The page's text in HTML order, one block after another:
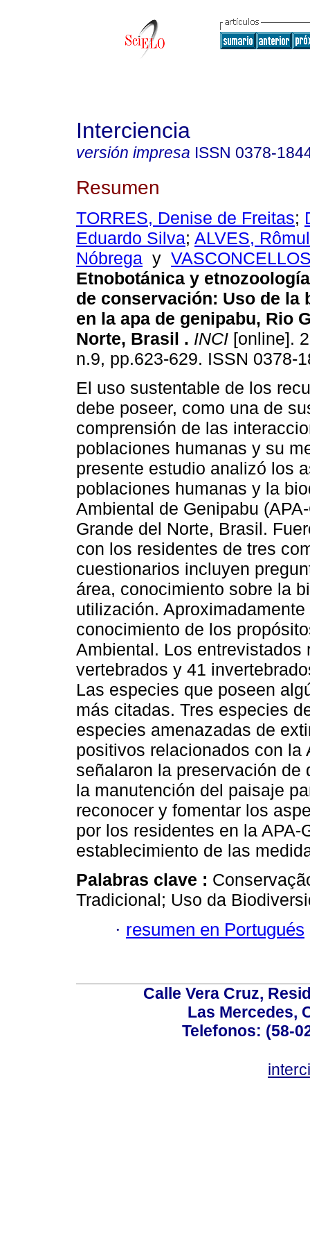
Interciencia
versión impresa ISSN 0378-
Resumen
TORRES, Denise de Freitas;
Eduardo Silva; ALVES,
Nóbrega y
Etnobotánica y
de conservación: Uso de la
en la apa de genipabu, Rio
Norte, Brasil . INCI [online].
n.9, pp.623-629. ISSN 0378-
El uso sustentable de los
debe poseer, como una de
comprensión de las
poblaciones humanas y su
presente estudio analizó los
poblaciones humanas y la
Ambiental de Genipabu
Grande del Norte, Brasil.
con los residentes de tres
cuestionarios incluyen
área, conocimiento sobre la
utilización.
conocimiento de los
Ambiental. Los entrevistados
vertebrados y 41
Las especies que poseen
más citadas. Tres especies
especies amenazadas de
positivos relacionados con la
señalaron la preservación
la manutención del paisaje
reconocer y fomentar los
por los residentes en la APA-
establecimiento de las
Palabras clave :
Tradicional; Uso da
· resumen en Portugués
Calle Vera Cruz,
Las Mercedes,
Telefonos: (58-